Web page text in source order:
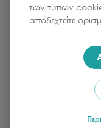
των τύπων
αποδεχτείτε